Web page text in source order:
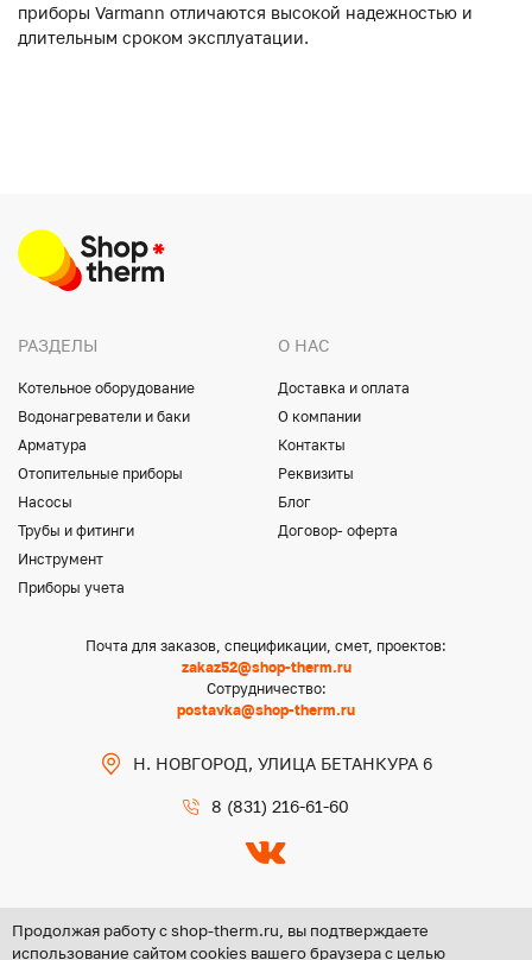
приборы Varmann отличаются высокой надежностью и
длительным сроком эксплуатации.
РАЗДЕЛЫ
Котельное оборудование
Водонагреватели и баки
Арматура
Отопительные приборы
Насосы
Трубы и фитинги
Инструмент
Приборы учета
О НАС
Доставка и оплата
О компании
Контакты
Реквизиты
Блог
Договор- оферта
Почта для заказов, спецификации, смет, проектов:
zakaz52@shop-therm.ru
Сотрудничество:
postavka@shop-therm.ru
Н. НОВГОРОД, УЛИЦА БЕТАНКУРА 6
8 (831) 216-61-60
Продолжая работу с shop-therm.ru, вы подтверждаете
использование сайтом cookies вашего браузера с целью